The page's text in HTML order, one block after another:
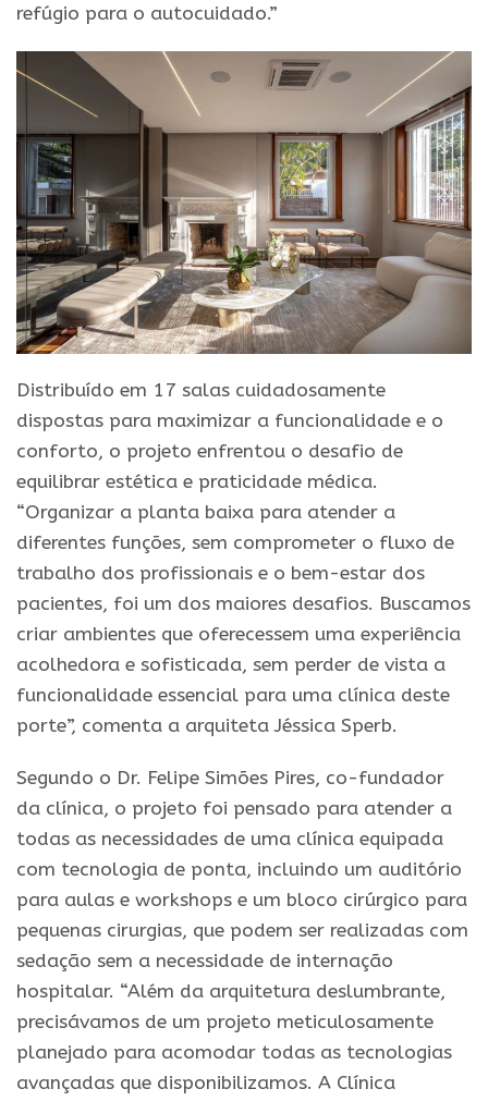
refúgio para o autocuidado.”
Distribuído em 17 salas cuidadosamente
dispostas para maximizar a funcionalidade e o
conforto, o projeto enfrentou o desafio de
equilibrar estética e praticidade médica.
“Organizar a planta baixa para atender a
diferentes funções, sem comprometer o fluxo de
trabalho dos profissionais e o bem-estar dos
pacientes, foi um dos maiores desafios. Buscamos
criar ambientes que oferecessem uma experiência
acolhedora e sofisticada, sem perder de vista a
funcionalidade essencial para uma clínica deste
porte”, comenta a arquiteta Jéssica Sperb.
Segundo o Dr. Felipe Simões Pires, co-fundador
da clínica, o projeto foi pensado para atender a
todas as necessidades de uma clínica equipada
com tecnologia de ponta, incluindo um auditório
para aulas e workshops e um bloco cirúrgico para
pequenas cirurgias, que podem ser realizadas com
sedação sem a necessidade de internação
hospitalar. “Além da arquitetura deslumbrante,
precisávamos de um projeto meticulosamente
planejado para acomodar todas as tecnologias
avançadas que disponibilizamos. A Clínica